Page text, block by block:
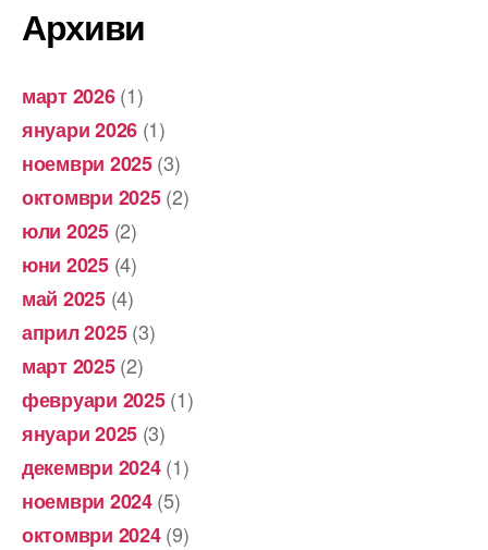
Архиви
март 2026(1)
януари 2026 (1)
ноември 2025(3)
октомври 2025(2)
юли 2025(2)
юни 2025(4)
май 2025(4)
април 2025(3)
март 2025(2)
февруари 2025(1)
януари 2025 (3)
декември 2024(1)
ноември 2024(5)
октомври 2024(9)